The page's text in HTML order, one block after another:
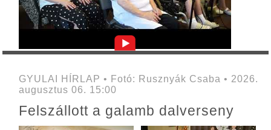
GYULAI HÍRLAP • Fotó: Rusznyák Csaba • 2026.
augusztus 06. 15:00
Felszállott a galamb dalverseny